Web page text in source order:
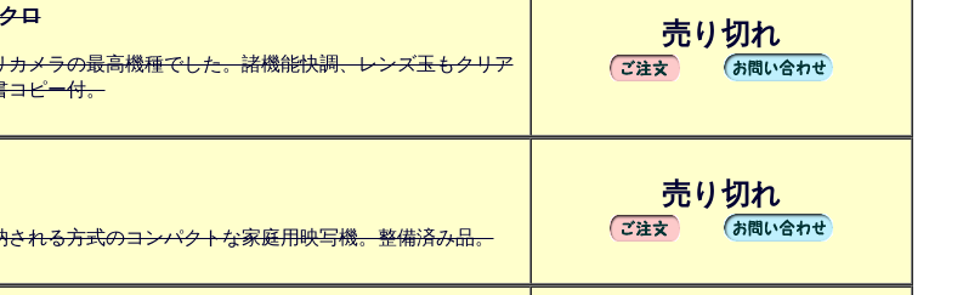
ロ
メラの最高機種でした。諸機能快調、レンズ玉もクリア
コピー付。
売り切れ
れる方式のコンパクトな家庭用映写機。整備済み品。
売り切れ